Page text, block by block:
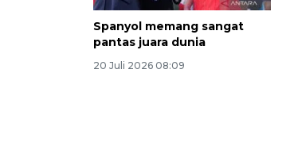
Spanyol memang sangat
pantas juara dunia
20 Juli 2026 08:09